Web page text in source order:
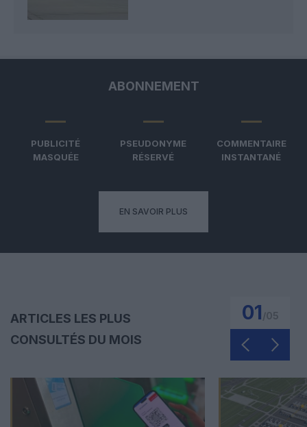
ABONNEMENT
PUBLICITÉ
MASQUÉE
PSEUDONYME
RÉSERVÉ
COMMENTAIRE
INSTANTANÉ
EN SAVOIR PLUS
ARTICLES LES PLUS
CONSULTÉS DU MOIS
01